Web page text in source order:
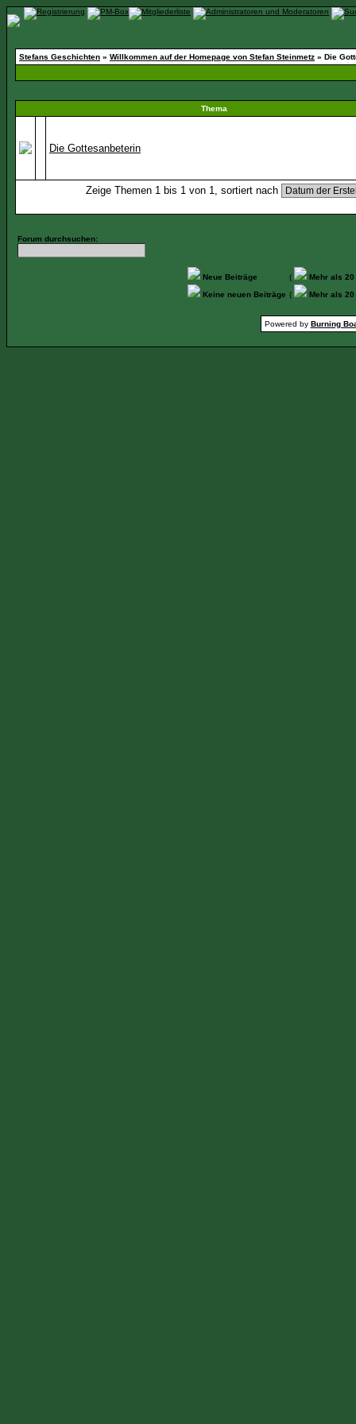
Stefans Geschichten » Willkommen auf der Homepage von Stefan Steinmetz » Die
Thema
Die Gottesanbeterin
Zeige Themen 1 bis 1 von 1, sortiert nach
Forum durchsuchen:
Neue Beiträge (
Mehr als
Keine neuen Beiträge ( Mehr als
Powered by Burning